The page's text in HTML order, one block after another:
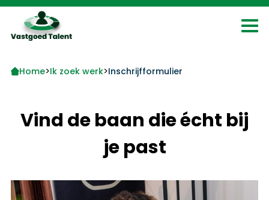
Home>Ik zoek werk>Inschrijfformulier
Vind de baan die écht bij
je past